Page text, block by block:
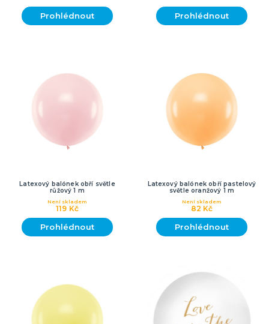
Prohlédnout Prohlédnout
Latexový balónek obří světle
růžový 1 m
119 Kč
Není skladem
Prohlédnout
Latexový balónek obří pastelový
světle oranžový 1 m
82 Kč
Není skladem
Prohlédnout